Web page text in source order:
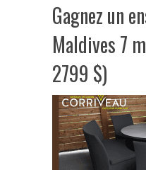
Gagnez un
Maldives 7
2799 $)